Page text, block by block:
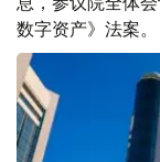
数字资产》法案。